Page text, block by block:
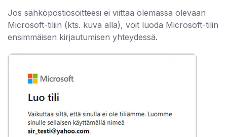
Jos sähköpostiosoitteesi ei viittaa olemassa olevaan
Microsoft-tiliin (kts. kuva alla), voit luoda Microsoft-tilin
ensimmäisen kirjautumisen yhteydessä.